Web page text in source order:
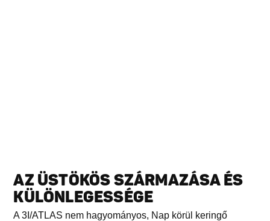
AZ ÜSTÖKÖS SZÁRMAZÁSA ÉS
KÜLÖNLEGESSÉGE
A 3I/ATLAS nem hagyományos, Nap körül keringő